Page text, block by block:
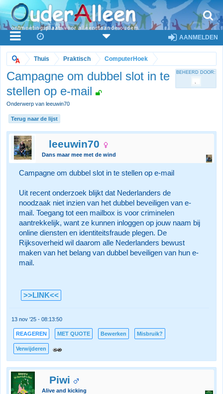
AANMELDEN
Thuis Praktisch ComputerHoek
Campagne om dubbel slot in te
stellen op e-mail
Onderwerp van leeuwin70
BEHEERD DOOR:
Terug naar de lijst
leeuwin70
Dans maar mee met de wind
Campagne om dubbel slot in te stellen op e-mail
Uit recent onderzoek blijkt dat Nederlanders de
noodzaak niet inzien van het dubbel beveiligen van e-
mail. Toegang tot een mailbox is voor criminelen
aantrekkelijk, want ze kunnen inloggen op jouw naam bij
online diensten en identiteitsfraude plegen. De
Rijksoverheid wil daarom alle Nederlanders bewust
maken van het belang van dubbel beveiligen van hun e-
mail.
>>LINK<<
13 nov '25 - 08:13:50
REAGEREN MET QUOTE Bewerken Misbruik?
Verwijderen
Piwi
Alive and kicking